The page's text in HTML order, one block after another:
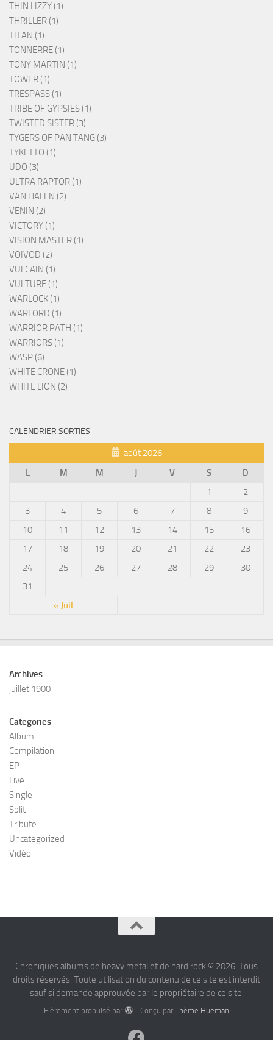
THIN LIZZY (1)
THRILLER (1)
TITAN (1)
TONNERRE (1)
TONY MARTIN (1)
TOWER (1)
TRESPASS (1)
TRIBE OF GYPSIES (1)
TWISTED SISTER (3)
TYGERS OF PAN TANG (3)
TYKETTO (1)
UDO (3)
ULTRA RAPTOR (1)
VAN HALEN (2)
VENIN (2)
VICTORY (1)
VISION MASTER (1)
VOIVOD (2)
VULCAIN (1)
VULTURE (1)
WARLOCK (1)
WARLORD (1)
WARRIOR PATH (1)
WARRIORS (1)
WASP (6)
WHITE CRONE (1)
WHITE LION (2)
CALENDRIER SORTIES
août 2026
L
M M J V S D
« Juil
1
2
3
4 5 6 7 8
9
10
11 12 13 14 15
16
17
18 19 20 21 22
23
24
25 26 27 28 29
30
31
Archives
juillet 1900
Categories
Album
Compilation
EP
Live
Single
Split
Tribute
Uncategorized
Vidéo
Chroniques albums de heavy metal et de hard rock © 2026. Tous
droits réservés. Toute utilisation du contenu de ce site est interdit
sauf si demande approuvée par le propriétaire de ce site.
Fièrement propulsé par - Conçu par Thème Hueman